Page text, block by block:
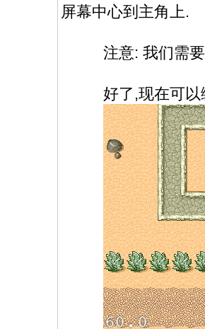
屏幕中心到主角上.
注意: 我们需要做
好了,现在可以编